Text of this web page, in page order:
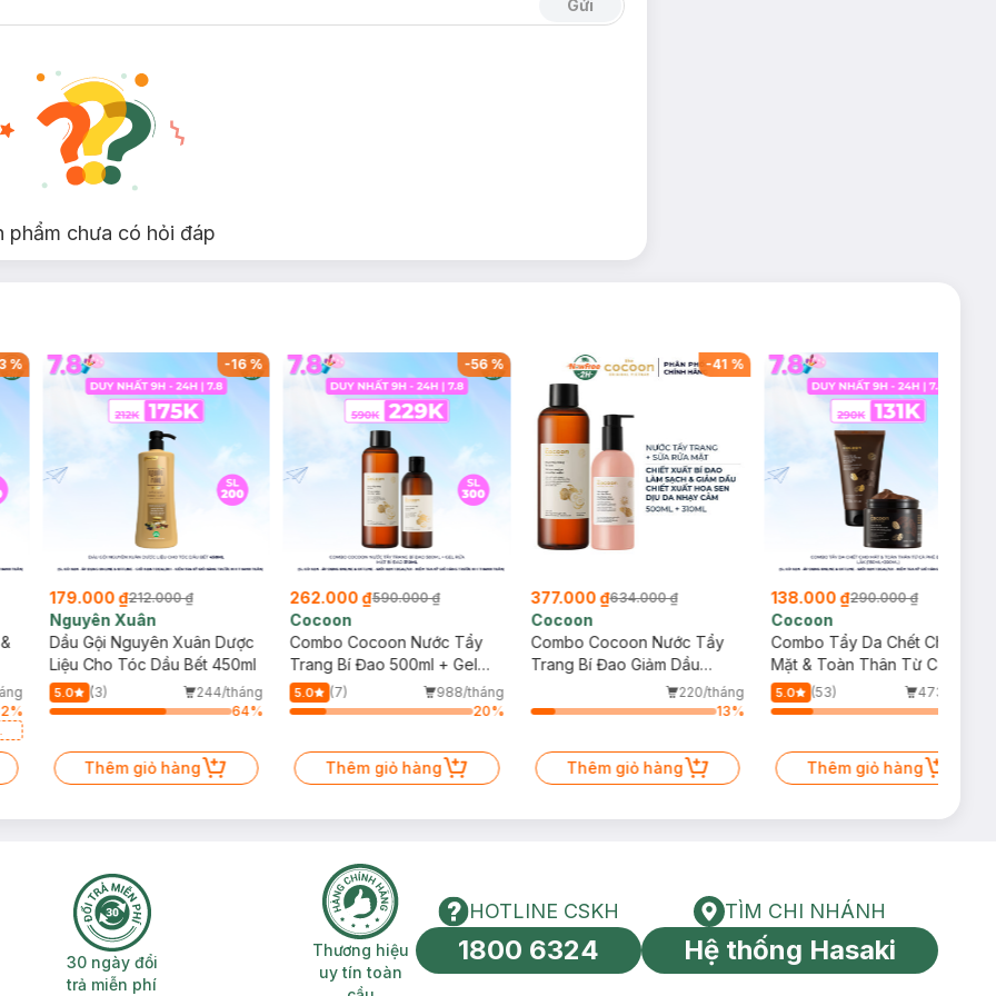
kết hợp từ Blackcurrrant & Patchoulli đem lại mùi hương nam tính, mạnh mẽ.
cao, thơm lâu khắp cơ thể cho bạn tự tin suốt ngày dài.
khoáng của Xạ Hương & Gỗ Tuyết Tùng đem lại cảm giác tươi mới, tích cực suốt
mát lạnh, không lo nhờn rít.
kết hợp từ xạ hương và gỗ tuyết tùng đem lại mùi hương nam tính, phóng khoáng.
cao, thơm lâu khắp cơ thể cho bạn tự tin suốt ngày dài.
rửa kỹ với nước.
Gửi
phẩm chưa có hỏi đáp
%
%
-16%
179.000 ₫212.000 ₫
Nguyên Xuân
Dầu Gội Nguyên Xuân Dược
Liệu Cho Tóc Dầu Bết 450ml
5.0 (3)
244/tháng
64%
Thêm giỏ hàng
-56%
262.000 ₫590.000 ₫
Cocoon
Combo Cocoon Nước Tẩy
Trang Bí Đao 500ml + Gel
Rửa Mặt Bí Đao 310ml
5.0 (7)
988/tháng
20%
Thêm giỏ hàng
-41 %
377.000 ₫634.000 ₫
Cocoon
Combo Cocoon Nước Tẩy
Trang Bí Đao Giảm Dầu
500ml + Sữa Rửa Mặt Sen
Hậu Giang Dịu Da Nhạy Cảm
220/tháng
13%
Thêm giỏ hàng
138.000 ₫290.000 ₫
Cocoon
Combo Tẩy Da Chết Cho
Mặt & Toàn Thân Từ Cà Phê
Đắk Lắk (150ml+200ml)
5.0 (53)
473/tháng
Thêm giỏ hàng
2H 30 ngày đổi trả miễn phí
30 ngày đổi
trả miễn phí
Thương hiệu uy tín toàn cầu
Thương hiệu
uy tín toàn
HOTLINE CSKH
HOTLINE CSKH
1800 6324
Tìm chi nhánh
TÌM CHI NHÁNH
Hệ thống Hasaki